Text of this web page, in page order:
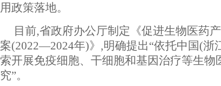
用政策落地。
目前,省政府办公厅制定《促进生物医药
案(2022—2024年)》,明确提出“依托中国(浙
索开展免疫细胞、干细胞和基因治疗等生物
究”。